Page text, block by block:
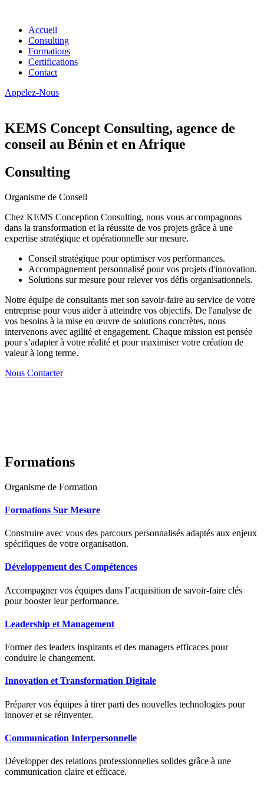
Accueil
Consulting
Formations
Certifications
Contact
Appelez-Nous
KEMS Concept Consulting, agence de
conseil au Bénin et en Afrique
Consulting
Organisme de Conseil
Chez KEMS Conception Consulting, nous vous accompagnons
dans la transformation et la réussite de vos projets grâce à une
expertise stratégique et opérationnelle sur mesure.
Conseil stratégique pour optimiser vos performances.
Accompagnement personnalisé pour vos projets d'innovation.
Solutions sur mesure pour relever vos défis organisationnels.
Notre équipe de consultants met son savoir-faire au service de votre
entreprise pour vous aider à atteindre vos objectifs. De l'analyse de
vos besoins à la mise en œuvre de solutions concrètes, nous
intervenons avec agilité et engagement. Chaque mission est pensée
pour s’adapter à votre réalité et pour maximiser votre création de
valeur à long terme.
Nous Contacter
Formations
Organisme de Formation
Formations Sur Mesure
Construire avec vous des parcours personnalisés adaptés aux enjeux
spécifiques de votre organisation.
Développement des Compétences
Accompagner vos équipes dans l’acquisition de savoir-faire clés
pour booster leur performance.
Leadership et Management
Former des leaders inspirants et des managers efficaces pour
conduire le changement.
Innovation et Transformation Digitale
Préparer vos équipes à tirer parti des nouvelles technologies pour
innover et se réinventer.
Communication Interpersonnelle
Développer des relations professionnelles solides grâce à une
communication claire et efficace.